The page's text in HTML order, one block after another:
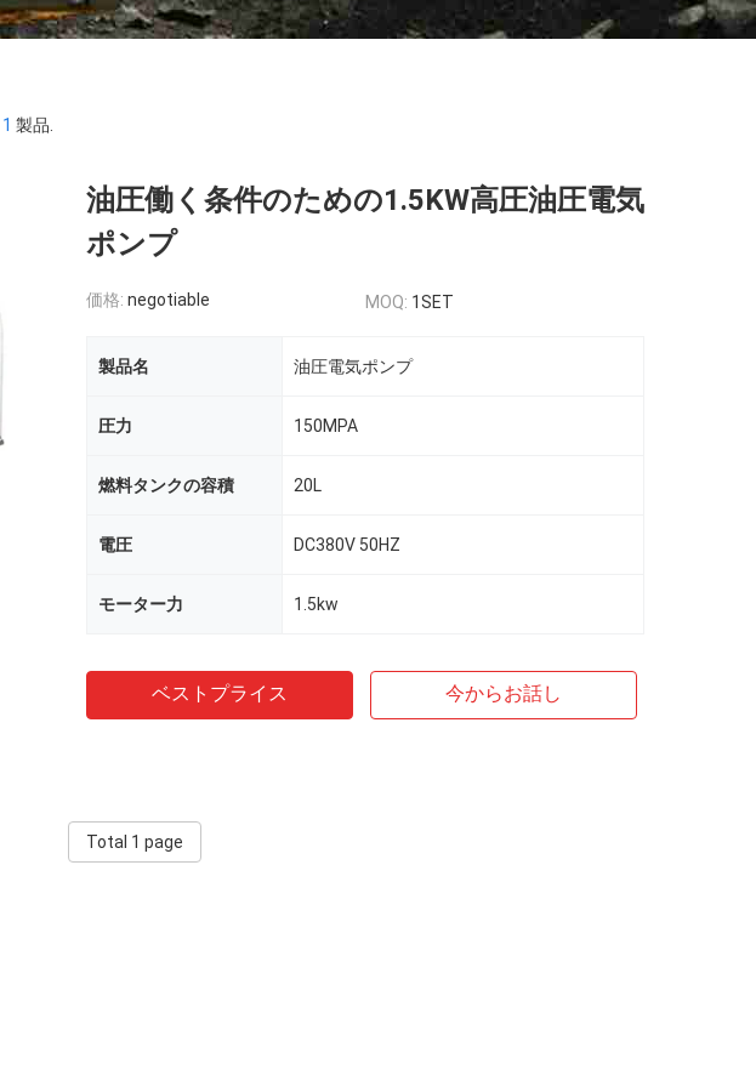
1 製品.
油圧働く条件のための1.5KW高圧油圧電気
ポンプ
価格: negotiable MOQ: 1SET
製品名 油圧電気ポンプ
圧力 150MPA
燃料タンクの容積 20L
電圧 DC380V 50HZ
モーター力 1.5kw
ベストプライス 今からお話し
Total 1 page